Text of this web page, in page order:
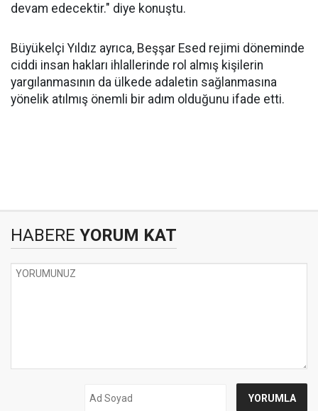
devam edecektir." diye konuştu.
Büyükelçi Yıldız ayrıca, Beşşar Esed rejimi döneminde
ciddi insan hakları ihlallerinde rol almış kişilerin
yargılanmasının da ülkede adaletin sağlanmasına
yönelik atılmış önemli bir adım olduğunu ifade etti.
HABERE YORUM KAT